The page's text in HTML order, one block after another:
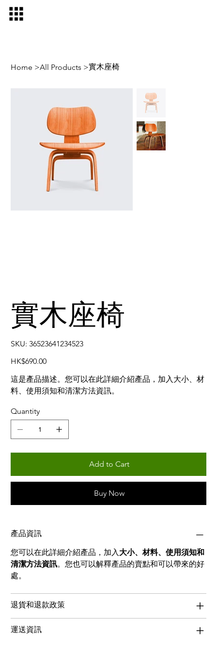
Home >All Products >實木座椅
實木座椅
SKU: SKU
36523641234523
36523641234523
Price
HK$690.00
這是產品描述。您可以在此詳細介紹產品，加入大小、材
料、使用須知和清潔方法資訊。
Quantity
Add to Cart
Buy Now
產品資訊
您可以在此詳細介紹產品，加入大小、材料、使用須知和
清潔方法資訊。您也可以解釋產品的賣點和可以帶來的好
處。
退貨和退款政策
運送資訊